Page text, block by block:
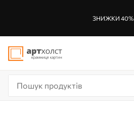
ЗНИЖКИ 40%